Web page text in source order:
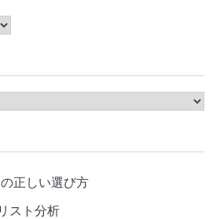
正しい選び方
スト分析